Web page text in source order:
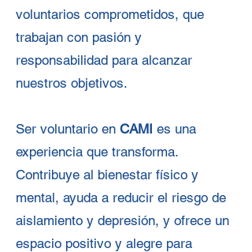
voluntarios comprometidos, que
trabajan con pasión y
responsabilidad para alcanzar
nuestros objetivos.
Ser voluntario en CAMI es una
experiencia que transforma.
Contribuye al bienestar físico y
mental, ayuda a reducir el riesgo de
aislamiento y depresión, y ofrece un
espacio positivo y alegre para